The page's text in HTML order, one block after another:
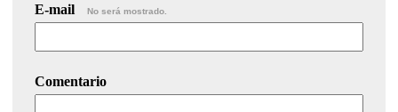
E-mail No será mostrado.
Comentario